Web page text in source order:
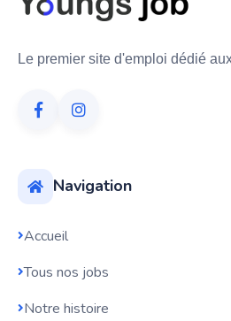
Le premier site d'emploi dédié
Navigation
Accueil
Tous nos jobs
Notre histoire